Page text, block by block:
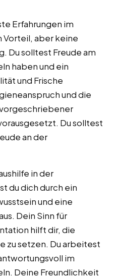
Erfahrungen im
aber keine
Du solltest Freude am
haben und ein
und Frische
und die
Du solltest
an der
in der
du dich durch ein
und eine
Dein Sinn für
hilft dir, die
zu setzen. Du arbeitest
im
Deine Freundlichkeit